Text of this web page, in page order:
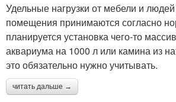
Удельные нагрузки от мебели и
помещения принимаются согласно
планируется установка чего-то
аквариума на 1000 л или камина из
это обязательно нужно учитывать.
читать дальше →